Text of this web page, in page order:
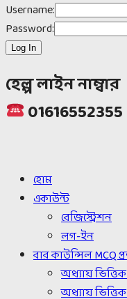
Username:
Password:
হেল্প লাইন নাম্বার
01616552355
হোম
একাউন্ট
রেজিস্ট্রেশন
লগ-ইন
বার কাউন্সিল MCQ
অধ্যায়
অধ্যায়